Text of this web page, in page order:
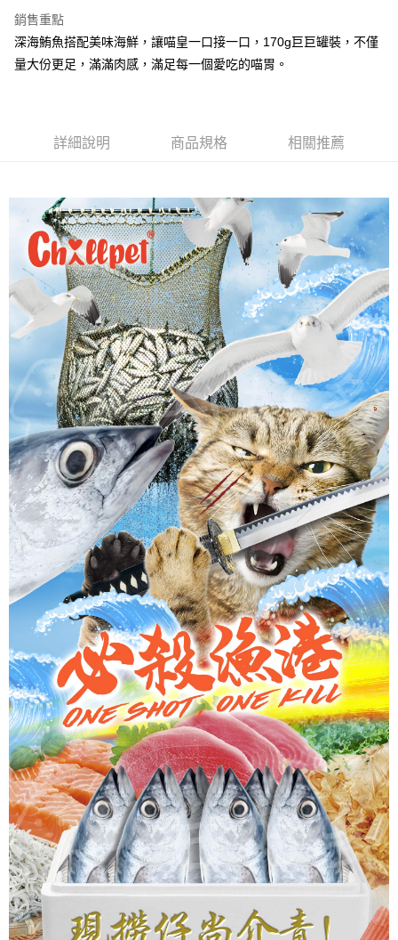
元大商業銀行
台新國際商業銀行
中國信託商業銀行
台灣樂天信用卡公司
Google Pay
全盈+PAY
1.本服務由台灣大哥大提供，台灣大哥大用戶可立即使用無須另外申請。
3.實際核准額度、可分期數及費用金額請依後續交易確認頁面所載為準。
4.訂單成立30分鐘內，如未前往確認交易或遇審核未通過，訂單將自動取
消。如遇「轉專審核」未通過狀況，表示未達大哥付你分期系統評分，恕無
法說明評估內容。
【繳款方式說明】
1.分期款項不併入電信帳單，「大哥付你分期」於每月結算日後寄送繳費提
醒簡訊。
2.透過簡訊連結打開帳單後，可選擇「超商條碼／台灣大直營門市／銀行轉
帳／街口支付／iPASS MONEY」等通路繳費。
【注意事項】
1.本服務係由「台灣大哥大股份有限公司」（以下簡稱本公司）所提供，讓
用戶於交易時，得透過本服務購買商品或服務，並由商店將買賣／分期付款
買賣價金債權讓與本公司後，依約使用本公司帳單繳交帳款。
2.基於同意付款使用「大哥付你分期」之契約關係目的，商店將以您的個人
資料（包含姓名、電話或地址）提供予台灣大哥大進項蒐集、處理及利用，
由本公司與您本人進行分期帳單所需資料之確認、核對及更正。
3.完整用戶服務條款，請詳閱以下連結：https://oppay.tw/userRule
AFTEE先享後付
AFTEE先享後付是「在收到商品之後才付款」的支付方式。 讓您購物簡單
便利好安心！
１．簡單：不需註冊會員、不需綁卡、不需儲值。
２．便利：只要手機號碼，簡訊認證，即可結帳。
３．安心：先確認商品／服務後，再付款。
【「AFTEE先享後付」結帳流程】
１．於結帳方式選擇「AFTEE先享後付」後，將跳轉至「AFTEE先享後付」
結帳頁面，進行簡訊認證並確認金額後，即可完成結帳。
２．訂單成立數日內，您將收到繳費通知簡訊。
３．收到繳費通知簡訊後14天內，點擊此簡訊中的連結，可透過四大超商／
ATM／網路銀行／等多元方式進行付款，方視為交易完成。
※ 請注意：結帳手續完成當下不需立刻繳費，但若您需要取消訂單，請聯絡
購買商品的店家。未經商家同意取消之訂單仍視為有效，需透過AFTEE先享
後付繳納相關費用。
※ 交易是否成功請以「AFTEE先享後付 」之結帳頁面顯示為準，若有關於
是否繳費成功／繳費後需取消欲退款等相關疑問，請聯繫「AFTEE先享後付
客戶支援中心」https://netprotections.freshdesk.com/support/home
【注意事項】
１．透過由恩沛科技股份有限公司提供之「AFTEE先享後付」服務完成之交
易，需依本服務之必要範圍內提供個人資料，並將交易相關給付款項請求債
權轉讓予恩沛科技股份有限公司。
２．關於個人資料處理事宜，請瀏覽以下網址：
https://aftee.tw/terms/#terms3
３．未成年的使用者請事先徵得法定代理人或監護人之同意方可使用
「AFTEE先享後付」，若未經同意申辦者引起之損失，本公司不負相關責
任。
４．使用「AFTEE先享後付」時，將依據個別帳號之用戶狀況，依本公司即
時審查核予不同之上限額度；若仍有額度不足之情形，本公司將視審查結果
請求用戶進行身份認證。
５．嚴禁一人註冊多個帳號或使用他人資訊註冊。若發現惡意使用之情形，
恩沛科技股份有限公司將有權停止該用戶之使用額度並採取法律行動。
貨到付款
運送方式
本島宅配
每筆NT$95，滿NT$1,000(含以上)免運費
離島宅配
每筆NT$180
貨到付款
每筆NT$95，滿NT$1,000(含以上)免運費
銷售重點
深海鮪魚搭配美味海鮮，讓喵皇一口接一口，170g巨巨罐裝，不僅
量大份更足，滿滿肉感，滿足每一個愛吃的喵胃。
詳細說明 商品規格 相關推薦